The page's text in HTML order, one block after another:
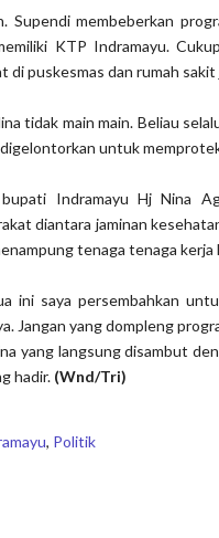
Supendi membeberkan
KTP Indramayu.
di puskesmas dan rumah sakit
tidak main main. Beliau
untuk
Indramayu Hj Nina
diantara jaminan
tenaga tenaga
ini saya persembahkan
Jangan yang dompleng
yang langsung disambut
hadir. (Wnd/Tri)
, Politik